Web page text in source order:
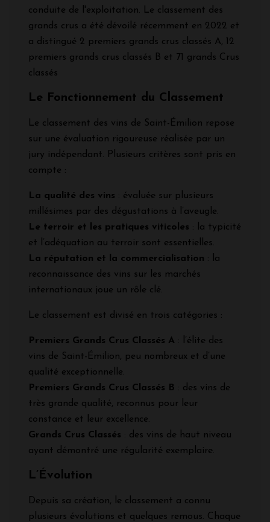
conduite de l'exploitation. Le classement des
grands crus a été dévoilé récemment en 2022 et
a distingué 2 premiers grands crus classés A, 12
premiers grands crus classés B et 71 grands Crus
classés
Le Fonctionnement du Classement
Le classement des vins de Saint-Émilion repose
sur une évaluation rigoureuse réalisée par un
jury indépendant. Plusieurs critères sont pris en
compte :
La qualité des vins : évaluée sur plusieurs
millésimes par des dégustations à l’aveugle.
Le terroir et les pratiques viticoles : la typicité
et l’adéquation au terroir sont essentielles.
La réputation et la commercialisation : la
reconnaissance des vins sur les marchés
internationaux joue un rôle clé.
Le classement est divisé en trois catégories :
Premiers Grands Crus Classés A : l’élite des
vins de Saint-Émilion, peu nombreux et d’une
qualité exceptionnelle.
Premiers Grands Crus Classés B : des vins de
très grande qualité, reconnus pour leur
constance et leur excellence.
Grands Crus Classés : des vins de haut niveau
ayant démontré une régularité exemplaire.
L’Évolution
Depuis sa création, le classement a connu
plusieurs évolutions et quelques remous. Chaque